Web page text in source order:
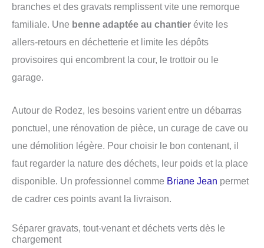
branches et des gravats remplissent vite une remorque
familiale. Une benne adaptée au chantier évite les
allers-retours en déchetterie et limite les dépôts
provisoires qui encombrent la cour, le trottoir ou le
garage.
Autour de Rodez, les besoins varient entre un débarras
ponctuel, une rénovation de pièce, un curage de cave ou
une démolition légère. Pour choisir le bon contenant, il
faut regarder la nature des déchets, leur poids et la place
disponible. Un professionnel comme Briane Jean permet
de cadrer ces points avant la livraison.
Séparer gravats, tout-venant et déchets verts dès le
chargement